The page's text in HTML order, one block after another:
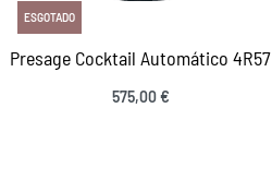
ESGOTADO
Presage Cocktail Automático 4R57
575,00€